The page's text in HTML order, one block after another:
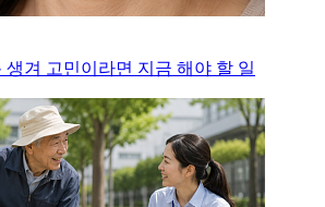
생겨 고민이라면 지금 해야 할 일